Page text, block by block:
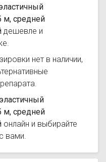
м, средней
дешевле и
нет в наличии,
м, средней
онлайн и выбирайте
вами.